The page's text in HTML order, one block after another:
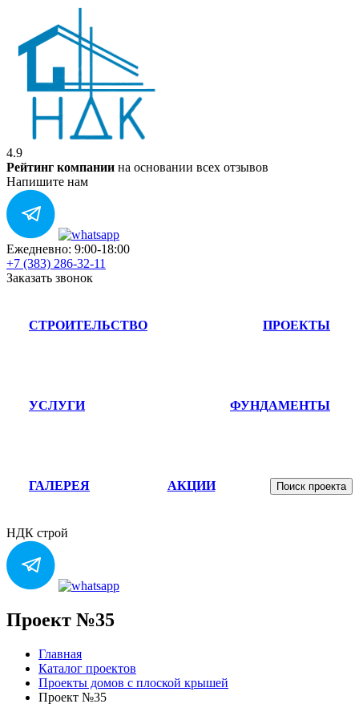
4.9
Рейтинг компании на основании всех отзывов
Напишите нам
Ежедневно: 9:00-18:00
+7 (383) 286-32-11
Заказать звонок
СТРОИТЕЛЬСТВО ПРОЕКТЫ
УСЛУГИ ФУНДАМЕНТЫ
ГАЛЕРЕЯ АКЦИИ Поиск проекта
НДК строй
Проект №35
Главная
Каталог проектов
Проекты домов с плоской крышей
Проект №35